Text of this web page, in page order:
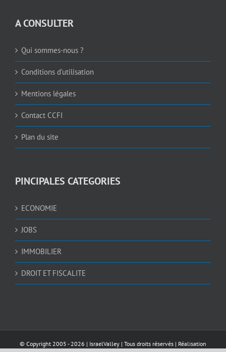
A CONSULTER
Qui sommes-nous ?
Conditions d’utilisation
Mentions légales
Contact CCFI
Plan du site
PINCIPALES CATEGORIES
ECONOMIE
JOBS
IMMOBILIER
DROIT ET FISCALITE
© Copyright 2005 -2026 | IsraelValley | Tous droits réservés | Réalisation